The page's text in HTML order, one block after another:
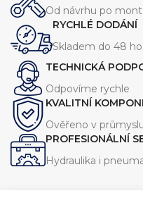
standardy. Tyto přístroje jsou
plně v souladu s normou EN837-1
Od návrhu po
RYCHLÉ DODÁNÍ
Skladem do 48
TECHNICKÁ
Odpovíme rychle
KVALITNÍ
Ověřeno v
PROFESIONÁLNÍ
Hydraulika i